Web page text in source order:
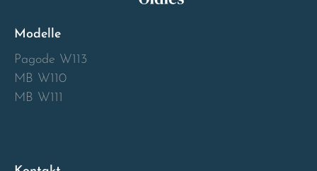
Modelle
Pagode W113
MB W110
MB W111
Spain